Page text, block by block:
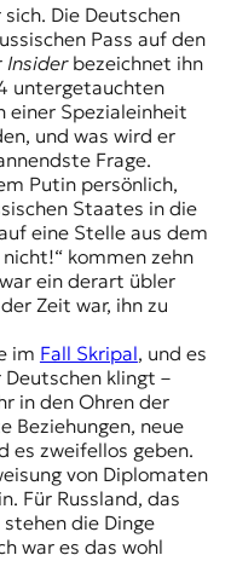
Die Deutschen
Pass auf den
Insiderbezeichnet ihn
untergetauchten
einer Spezialeinheit
und was wird er
Frage.
Putin persönlich,
Staates in die
eine Stelle aus dem
kommen zehn
ein derart übler
Zeit war, ihn zu
im Fall Skripal, und es
klingt –
in den Ohren der
Beziehungen, neue
es zweifellos geben.
von Diplomaten
Für Russland, das
die Dinge
war es das wohl